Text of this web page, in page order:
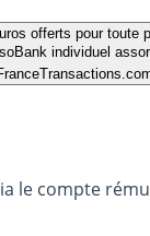
offerts pour toute
individuel
compte